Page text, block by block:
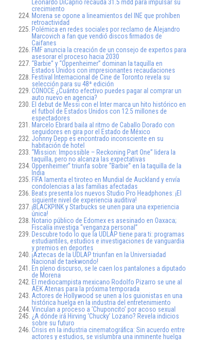
Leonardo DiCaprio recauda 31.5 mdd para impulsar su
crecimiento
Morena se opone a lineamientos del INE que prohíben
retroactividad
Polémica en redes sociales por reclamo de Alejandro
Marcovich a fan que vendió discos firmados de
Caifanes
FMF anuncia la creación de un consejo de expertos para
asesorar el proceso hacia 2030
“Barbie” y “Oppenheimer” dominan la taquilla en
Estados Unidos con impresionantes recaudaciones
Festival Internacional de Cine de Toronto revela su
selección para su 48ª edición
CONOCE ¿Cuánto efectivo puedes pagar al comprar un
auto nuevo en agencia?
El debut de Messi con el Inter marca un hito histórico en
el futbol de Estados Unidos con 12.5 millones de
espectadores
Marcelo Ebrard baila al ritmo de Caballo Dorado con
seguidores en gira por el Estado de México
Johnny Depp es encontrado inconsciente en su
habitación de hotel
“Mission: Impossible – Reckoning Part One” lidera la
taquilla, pero no alcanza las expectativas
Oppenheimer” triunfa sobre “Barbie” en la taquilla de la
India
FIFA lamenta el tiroteo en Mundial de Auckland y envía
condolencias a las familias afectadas
Beats presenta los nuevos Studio Pro Headphones: ¡El
siguiente nivel de experiencia auditiva!
¡BLACKPINK y Starbucks se unen para una experiencia
única!
Notario público de Edomex es asesinado en Oaxaca;
Fiscalía investiga “venganza personal”
Descubre todo lo que la UDLAP tiene para ti: programas
estudiantiles, estudios e investigaciones de vanguardia
y premios en deportes
¡Aztecas de la UDLAP triunfan en la Universiadad
Nacional de taekwondo!
En pleno discurso, se le caen los pantalones a diputado
de Morena
El mediocampista mexicano Rodolfo Pizarro se une al
AEK Atenas para la próxima temporada
Actores de Hollywood se unen a los guionistas en una
histórica huelga en la industria del entretenimiento
Vinculan a proceso a ‘Chuponcito’ por acoso sexual
¿A dónde irá Hirving ‘Chucky’ Lozano? Revela indicios
sobre su futuro
Crisis en la industria cinematográfica: Sin acuerdo entre
actores y estudios, se vislumbra una inminente huelga